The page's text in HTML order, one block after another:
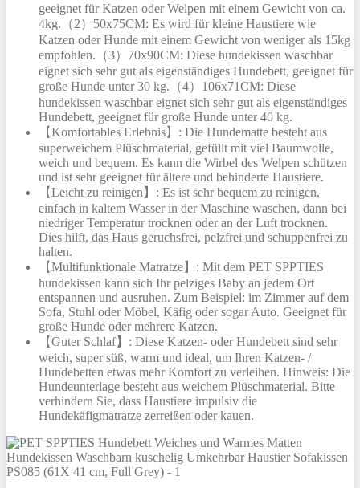
geeignet für Katzen oder Welpen mit einem Gewicht von ca.
4kg.（2）50x75CM: Es wird für kleine Haustiere wie
Katzen oder Hunde mit einem Gewicht von weniger als 15kg
empfohlen.（3）70x90CM: Diese hundekissen waschbar
eignet sich sehr gut als eigenständiges Hundebett, geeignet für
große Hunde unter 30 kg.（4）106x71CM: Diese
hundekissen waschbar eignet sich sehr gut als eigenständiges
Hundebett, geeignet für große Hunde unter 40 kg.
【Komfortables Erlebnis】: Die Hundematte besteht aus
superweichem Plüschmaterial, gefüllt mit viel Baumwolle,
weich und bequem. Es kann die Wirbel des Welpen schützen
und ist sehr geeignet für ältere und behinderte Haustiere.
【Leicht zu reinigen】: Es ist sehr bequem zu reinigen,
einfach in kaltem Wasser in der Maschine waschen, dann bei
niedriger Temperatur trocknen oder an der Luft trocknen.
Dies hilft, das Haus geruchsfrei, pelzfrei und schuppenfrei zu
halten.
【Multifunktionale Matratze】: Mit dem PET SPPTIES
hundekissen kann sich Ihr pelziges Baby an jedem Ort
entspannen und ausruhen. Zum Beispiel: im Zimmer auf dem
Sofa, Stuhl oder Möbel, Käfig oder sogar Auto. Geeignet für
große Hunde oder mehrere Katzen.
【Guter Schlaf】: Diese Katzen- oder Hundebett sind sehr
weich, super süß, warm und ideal, um Ihren Katzen- /
Hundebetten etwas mehr Komfort zu verleihen. Hinweis: Die
Hundeunterlage besteht aus weichem Plüschmaterial. Bitte
verhindern Sie, dass Haustiere impulsiv die
Hundekäfigmatratze zerreißen oder kauen.